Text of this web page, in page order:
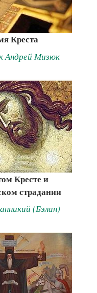
Креста
Андрей Мизюк
Кресте и
страдании
(Бэлан)